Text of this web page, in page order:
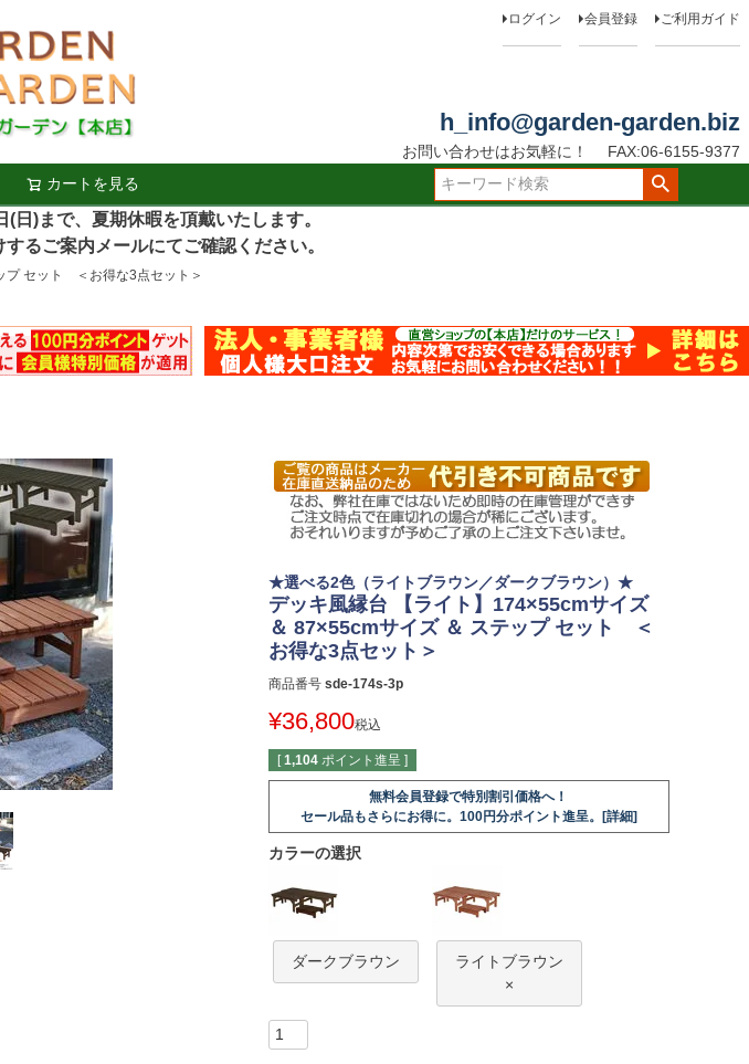
ログイン 会員登録 ご利用ガイド
h_info@garden-garden.biz
お問い合わせはお気軽に！
FAX:06-6155-9377
カートを見る
検索
(日)まで、夏期休暇を頂戴いたします。
ご案内メールにてご確認ください。
プ セット ＜お得な3点セット＞
★選べる2色（ライトブラウン／ダークブラウン）★
デッキ風縁台 【ライト】174×55cmサイズ
＆ 87×55cmサイズ ＆ ステップ セット ＜
お得な3点セット＞
商品番号 sde-174s-3p
¥36,800税込
[ 1,104 ポイント進呈 ]
無料会員登録で特別割引価格へ！
セール品もさらにお得に。100円分ポイント進呈。[詳細]
カラーの選択
ダークブラウン
ライトブラウン
×